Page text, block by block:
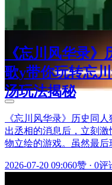
《忘川风华录
歌y带你玩转忘
汤玩法揭秘
《忘川风华录》历史同
出丞相的消息后，立刻
物立绘的游戏。虽然最
2026-07-20 09:060赞 · 0评